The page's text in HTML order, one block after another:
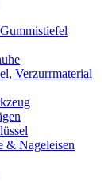
Verzurrmaterial
& Nageleisen